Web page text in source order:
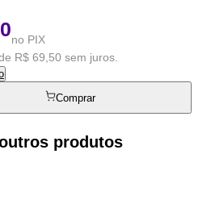
no PIX
R$ 69,50 sem juros.
Comprar
produtos